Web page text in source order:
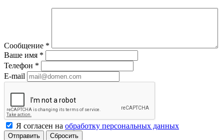
Сообщение *
Ваше имя *
Телефон *
E-mail
Я согласен на обработку персональных данных
Сбросить